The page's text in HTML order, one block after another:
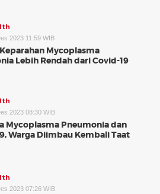
2023 11:59 WIB
Mycoplasma
Lebih Rendah dari Covid-19
2023 08:30 WIB
Mycoplasma Pneumonia dan
Warga Diimbau Kembali Taat
2023 07:26 WIB